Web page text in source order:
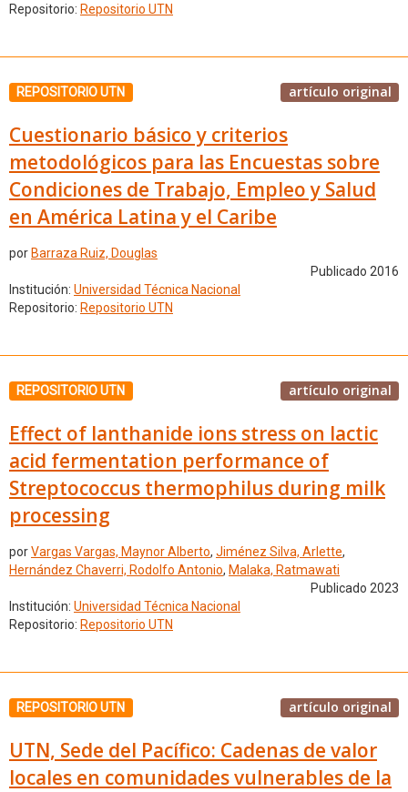
Repositorio: Repositorio UTN
REPOSITORIO UTN artículo original
Cuestionario básico y criterios
metodológicos para las Encuestas sobre
Condiciones de Trabajo, Empleo y Salud
en América Latina y el Caribe
por Barraza Ruiz, Douglas
Publicado 2016
Institución: Universidad Técnica Nacional
Repositorio: Repositorio UTN
REPOSITORIO UTN artículo original
Effect of lanthanide ions stress on lactic
acid fermentation performance of
Streptococcus thermophilus during milk
processing
porVargas Vargas, Maynor Alberto, Jiménez Silva, Arlette,
Hernández Chaverri, Rodolfo Antonio, Malaka, Ratmawati
Publicado 2023
Institución: Universidad Técnica Nacional
Repositorio: Repositorio UTN
REPOSITORIO UTN artículo original
UTN, Sede del Pacífico: Cadenas de valor
locales en comunidades vulnerables de la